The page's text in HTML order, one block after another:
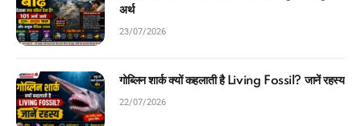
सपने में बाढ़ देखना क्या संकेत देता है? जानें शुभ या अशुभ
गोब्लिन शार्क क्यों कहलाती है Living Fossil? जानें रहस्य